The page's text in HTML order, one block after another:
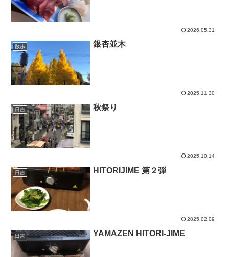
2026.05.31
散歩 銀杏並木
2025.11.30
日吉 秋祭り
2025.10.14
日吉 HITORIJIME 第２弾
2025.02.09
日吉 YAMAZEN HITORI-JIME